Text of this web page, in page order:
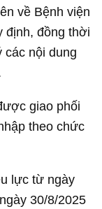
về Bệnh viện
định, đồng thời
nội dung
giao phối
theo chức
lực từ ngày
30/8/2025